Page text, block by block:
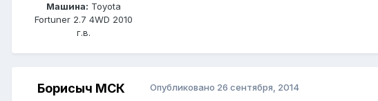
Машина: Toyota
Fortuner 2.7 4WD 2010
г.в.
Борисыч МСК Опубликовано 26 сентября, 2014